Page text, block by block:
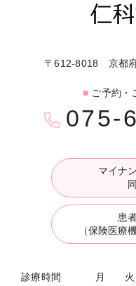
〒612-8018 京都
■ ご予約・
075-
マイナ
患
（保険医療
診療時間 月 火